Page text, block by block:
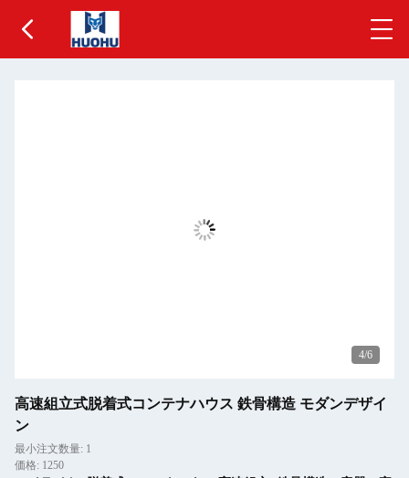
5/6
高速組立式脱着式コンテナハウス 鉄骨構造 モダンデザイ
ン
最小注文数量: 1
価格: 1250